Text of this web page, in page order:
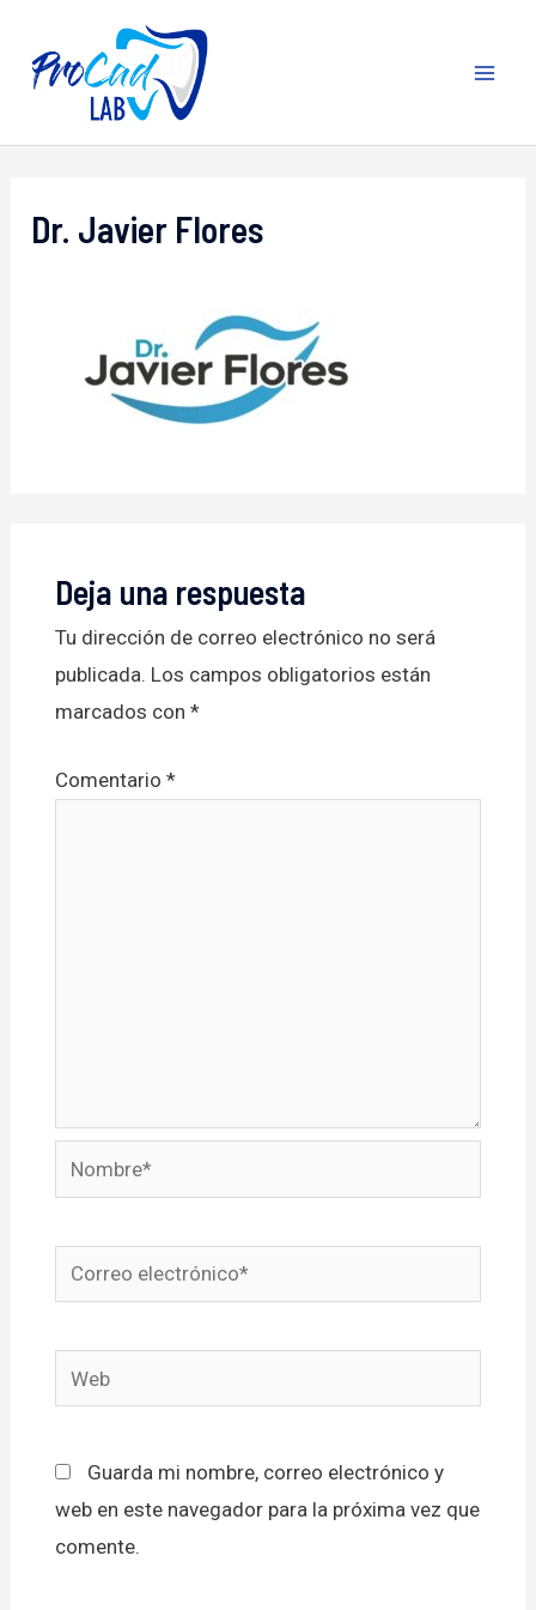
contenido
Dr. Javier Flores
Deja una respuesta
Tu dirección de correo electrónico no será
publicada. Los campos obligatorios están
marcados con *
Comentario *
Nombre*
Correo
electrónico*
Web
Guarda mi nombre, correo electrónico y
web en este navegador para la próxima vez que
comente.